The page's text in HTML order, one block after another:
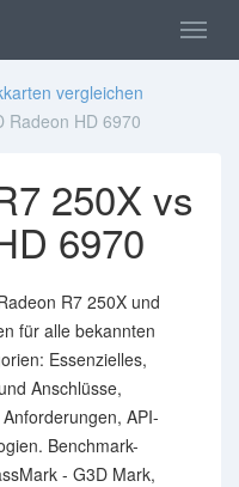
vergleichen
Radeon HD 6970
250X vs
6970
R7 250X und
für alle bekannten
Essenzielles,
Anschlüsse,
API-
Benchmark-
- G3D Mark,